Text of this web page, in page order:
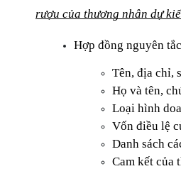
rượu của thương nhân dự
Hợp đồng nguyên
Tên, địa chỉ,
Họ và tên,
Loại hình
Vốn điều lệ
Danh sách
Cam kết của